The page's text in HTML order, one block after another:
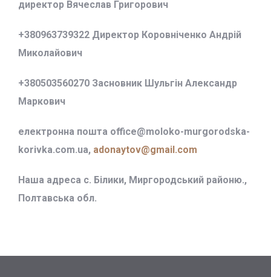
директор Вячеслав Григорович
+380963739322 Директор Коровніченко Андрій
Миколайович
+380503560270 Засновник Шульгін Александр
Маркович
електронна пошта office@moloko-murgorodska-
korivka.com.ua, adonaytov@gmail.com
Наша адреса с. Білики, Миргородський районю.,
Полтавська обл.